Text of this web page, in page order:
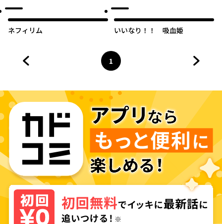
しまった。
ネフィリム いいなり！！ 吸血姫
ページ
1
へ